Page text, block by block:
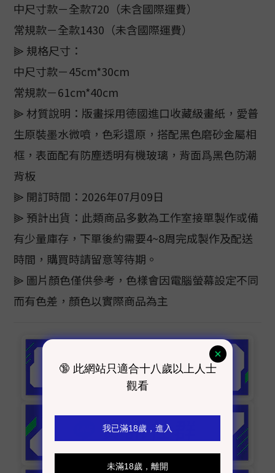
中尺寸款－全款720（未含國際運費）
常規款－全款1430（未含國際運費）
⫸ 規格尺寸：
中尺寸款－45cm*30cm
常規款－61cm*40cm
⫸ 材質說明：版畫採用德國進口收藏級畫紙，愛普
生原裝墨水微噴，色彩還原，搭配黑色磨砂金屬相
框，表面配有防塵透明有機玻璃，背面爲黑色防潮
背板
⫸ 開訂時間：2026年07月09日
⫸ 預計出貨：此類商品多數為工作室接單製作或備
有少量庫存，下單後約需要4~8周完成製作及配送
時間，購買時請留意等待期。
⫸ 圖片顏色僅供參考，色樣會因電腦螢幕設定不同
而有色差，顏色以實際商品為主